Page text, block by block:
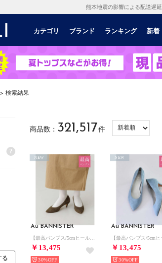
熊本地震の影響による配送遅延
カテゴリ ブランド ランキング 新着
> 検索結果
?
商品数： 321,517件
Au BANNISTER
￥13,475
NEW
30%
Au BANNISTER
￥13,475
NEW
30%